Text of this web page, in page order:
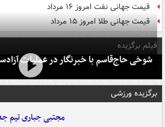
قیمت جهانی نفت امروز ۱۶ مرداد
قیمت جهانی طلا امروز ۱۵ مرداد
فیلم برگزیده
شوخی حاج‌قاسم با خبرنگار در عملیات
برگزیده ورزشی
مجتبی جباری تیم